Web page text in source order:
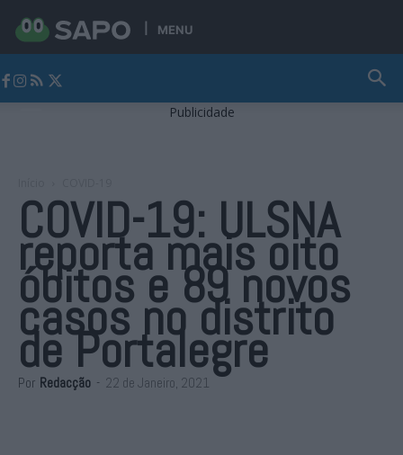
MENU
Publicidade
COVID-19: ULSNA
reporta mais oito
óbitos e 89 novos
casos no distrito
de Portalegre
Por Redacção - 22 de Janeiro, 2021